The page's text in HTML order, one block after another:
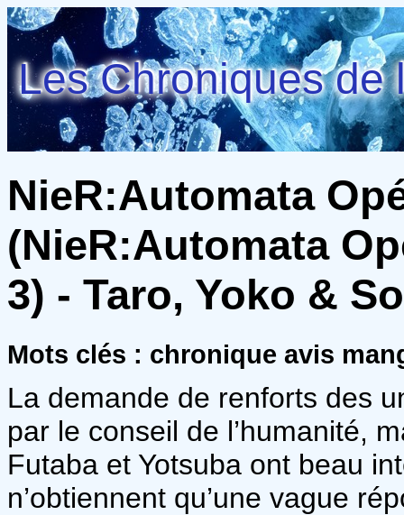
Les Chroniques de
NieR:Automata
(NieR:Automata
3) - Taro, Yoko &
Mots clés : chronique avis
La demande de renforts des
par le conseil de l’humanité,
Futaba et Yotsuba ont beau
n’obtiennent qu’une vague